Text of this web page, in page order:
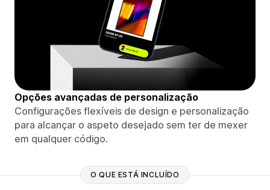
Opções avançadas de personalização
Configurações flexíveis de design e personalização
para alcançar o aspeto desejado sem ter de mexer
em qualquer código.
O QUE ESTÁ INCLUÍDO